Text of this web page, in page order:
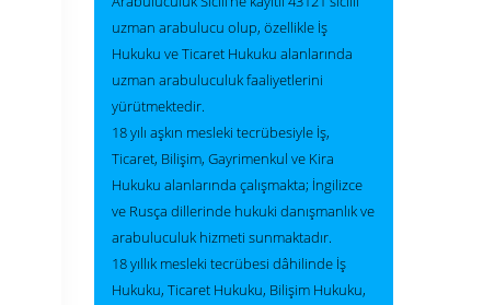
uzman arabulucu olup, özellikle İş
Hukuku ve Ticaret Hukuku alanlarında
uzman arabuluculuk faaliyetlerini
yürütmektedir.
18 yılı aşkın mesleki tecrübesiyle İş,
Ticaret, Bilişim, Gayrimenkul ve Kira
Hukuku alanlarında çalışmakta; İngilizce
ve Rusça dillerinde hukuki danışmanlık ve
arabuluculuk hizmeti sunmaktadır.
18 yıllık mesleki tecrübesi dâhilinde İş
Hukuku, Ticaret Hukuku, Bilişim Hukuku,